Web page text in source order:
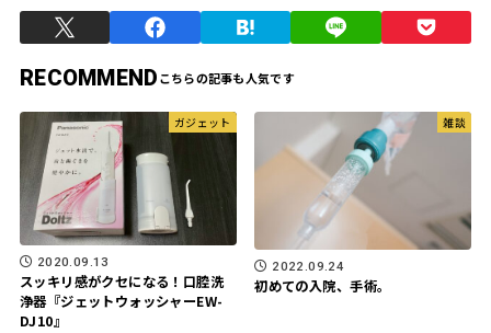
RECOMMEND
ガジェット
2020.09.13
スッキリ感がクセになる！口腔洗
浄器『ジェットウォッシャーEW-
DJ10』
雑談
2022.09.24
初めての入院、手術。